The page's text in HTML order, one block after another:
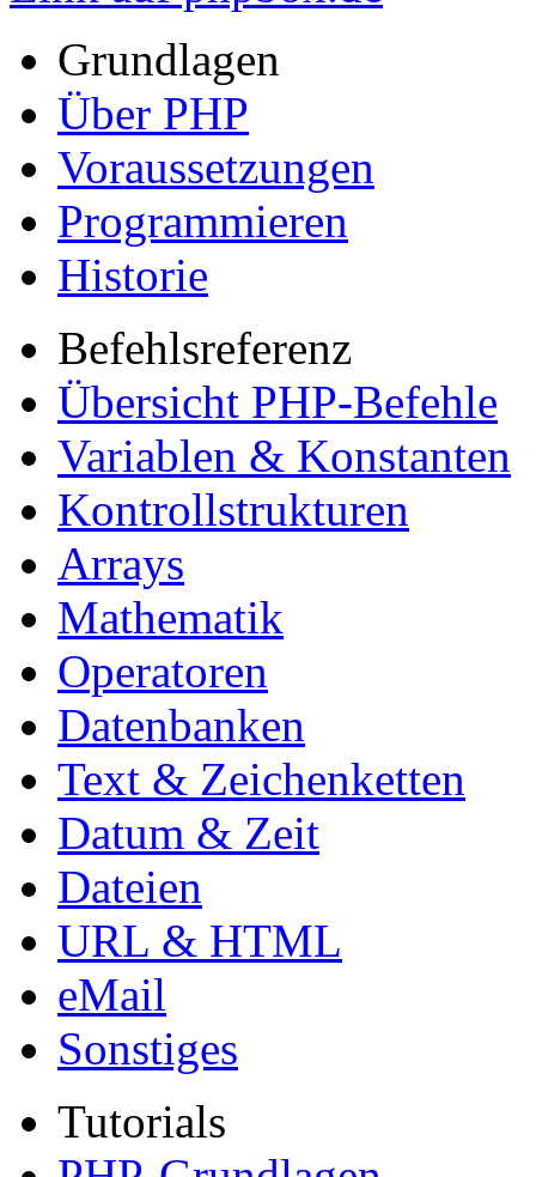
Grundlagen
Über PHP
Voraussetzungen
Programmieren
Historie
Befehlsreferenz
Übersicht PHP-Befehle
Variablen & Konstanten
Kontrollstrukturen
Arrays
Mathematik
Operatoren
Datenbanken
Text & Zeichenketten
Datum & Zeit
Dateien
URL & HTML
eMail
Sonstiges
Tutorials
PHP-Grundlagen